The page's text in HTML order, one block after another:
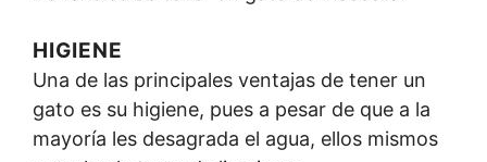
HIGIENE
Una de las principales ventajas de tener un
gato es su higiene, pues a pesar de que a la
mayoría les desagrada el agua, ellos mismos